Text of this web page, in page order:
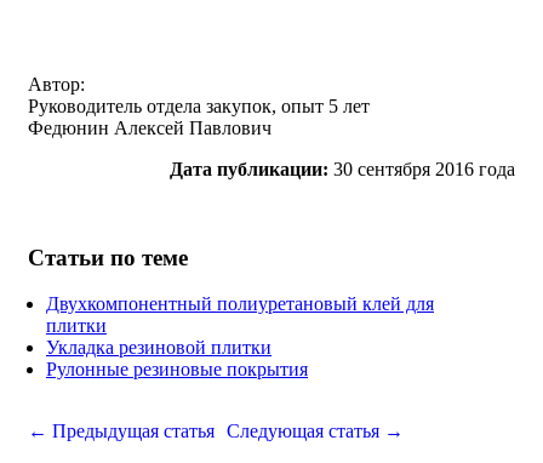
Автор:
Руководитель отдела закупок, опыт 5 лет
Федюнин Алексей Павлович
Дата публикации: 30 сентября 2016 года
Статьи по теме
Двухкомпонентный полиуретановый клей для
плитки
Укладка резиновой плитки
Рулонные резиновые покрытия
← Предыдущая статья Следующая статья →